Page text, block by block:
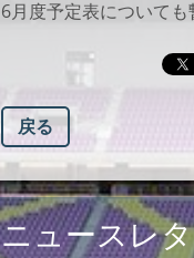
6月度予定表についても
戻る
ニュースレ